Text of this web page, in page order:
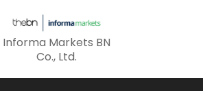
Informa Markets BN
Co., Ltd.